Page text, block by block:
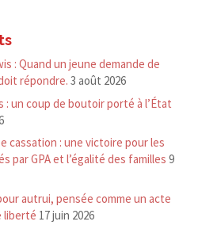
: Quand un jeune demande de
répondre. 3 août 2026
un coup de boutoir porté à l’État
cassation : une victoire pour les
par GPA et l’égalité des familles 9
autrui, pensée comme un acte
liberté 17 juin 2026